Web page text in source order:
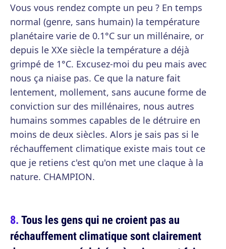
Vous vous rendez compte un peu ? En temps
normal (genre, sans humain) la température
planétaire varie de 0.1°C sur un millénaire, or
depuis le XXe siècle la température a déjà
grimpé de 1°C. Excusez-moi du peu mais avec
nous ça niaise pas. Ce que la nature fait
lentement, mollement, sans aucune forme de
conviction sur des millénaires, nous autres
humains sommes capables de le détruire en
moins de deux siècles. Alors je sais pas si le
réchauffement climatique existe mais tout ce
que je retiens c'est qu'on met une claque à la
nature. CHAMPION.
Tous les gens qui ne croient pas au
réchauffement climatique sont clairement